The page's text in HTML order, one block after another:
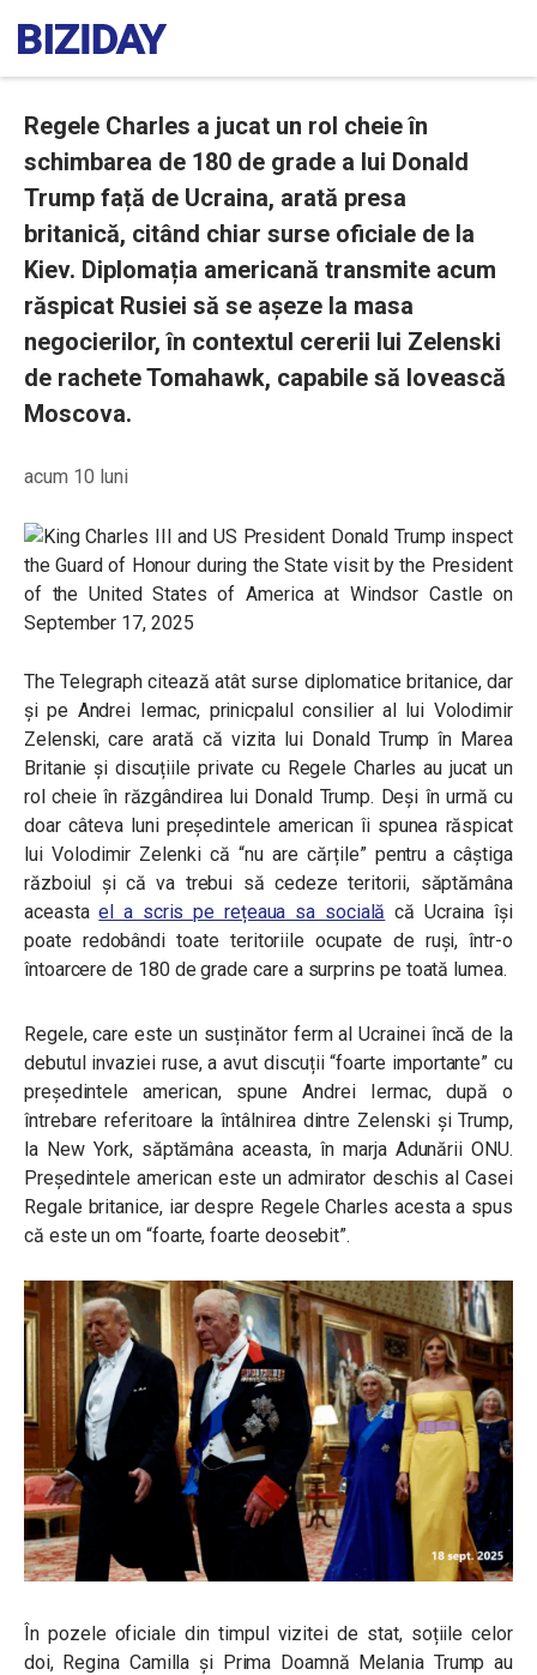
Regele Charles a jucat un rol cheie în
schimbarea de 180 de grade a lui Donald
Trump față de Ucraina, arată presa
britanică, citând chiar surse oficiale de la
Kiev. Diplomația americană transmite acum
răspicat Rusiei să se așeze la masa
negocierilor, în contextul cererii lui Zelenski
de rachete Tomahawk, capabile să lovească
Moscova.
acum 10 luni
The Telegraph citează atât surse diplomatice britanice, dar
și pe Andrei Iermac, prinicpalul consilier al lui Volodimir
Zelenski, care arată că vizita lui Donald Trump în Marea
Britanie și discuțiile private cu Regele Charles au jucat un
rol cheie în răzgândirea lui Donald Trump. Deși în urmă cu
doar câteva luni președintele american îi spunea răspicat
lui Volodimir Zelenki că “nu are cărțile” pentru a câștiga
războiul și că va trebui să cedeze teritorii, săptămâna
aceastael a scris pe rețeaua sa socială că Ucraina își
poate redobândi toate teritoriile ocupate de ruși, într-o
întoarcere de 180 de grade care a surprins pe toată lumea.
Regele, care este un susținător ferm al Ucrainei încă de la
debutul invaziei ruse, a avut discuții “foarte importante” cu
președintele american, spune Andrei Iermac, după o
întrebare referitoare la întâlnirea dintre Zelenski și Trump,
la New York, săptămâna aceasta, în marja Adunării ONU.
Președintele american este un admirator deschis al Casei
Regale britanice, iar despre Regele Charles acesta a spus
că este un om “foarte, foarte deosebit”.
În pozele oficiale din timpul vizitei de stat, soțiile celor
doi, Regina Camilla și Prima Doamnă Melania Trump au